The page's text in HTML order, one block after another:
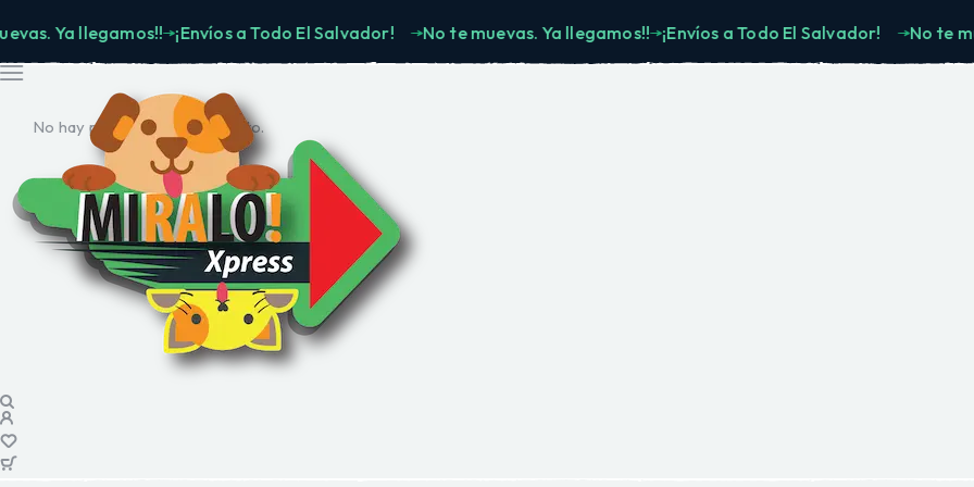
Ya llegamos!! ¡Envíos a Todo El Salvador! No te muevas. Ya llegamos!! ¡Envíos a Todo El Salvador! No te
No hay productos en el carrito.